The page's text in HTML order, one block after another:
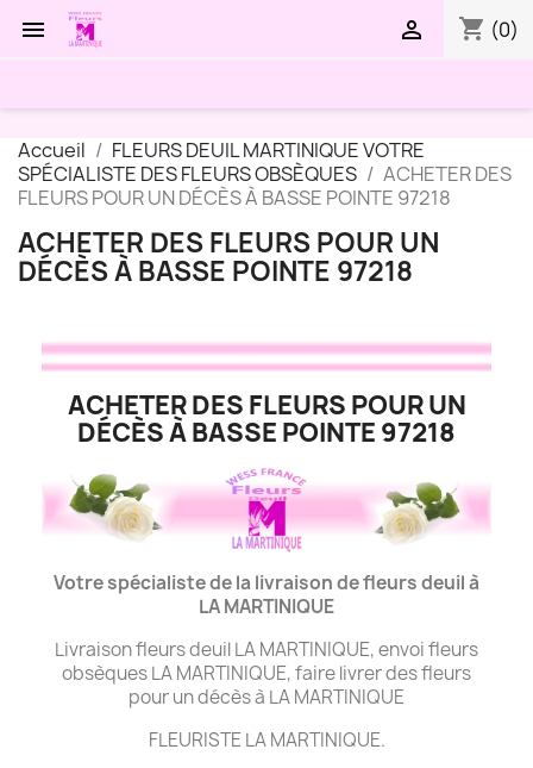
 shopping_cart (0)

Accueil
FLEURS DEUIL MARTINIQUE VOTRE
SPÉCIALISTE DES FLEURS OBSÈQUES
ACHETER DES
FLEURS POUR UN DÉCÈS À BASSE POINTE 97218
ACHETER DES FLEURS POUR UN
DÉCÈS À BASSE POINTE 97218
ACHETER DES FLEURS POUR UN
DÉCÈS À BASSE POINTE 97218
Votre spécialiste de la livraison de fleurs deuil à
LA MARTINIQUE
Livraison fleurs deuil LA MARTINIQUE, envoi fleurs
obsèques LA MARTINIQUE, faire livrer des fleurs
pour un décès à LA MARTINIQUE
FLEURISTE LA MARTINIQUE.